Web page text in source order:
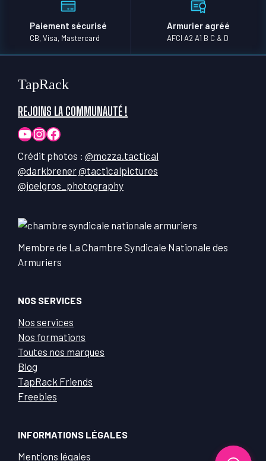
Paiement sécurisé
CB, Visa, Mastercard
Armurier agréé
AFCI A2 A1 B C & D
TapRack
REJOINS LA COMMUNAUTÉ !
YouTube
Instagram
Facebook
Crédit photos : @mozza.tactical
@darkbrener@tacticalpictures
@joelgros_photography
Membre de La Chambre Syndicale Nationale des
Armuriers
NOS SERVICES
Nos services
Nos formations
Toutes nos marques
Blog
TapRack Friends
Freebies
INFORMATIONS LÉGALES
Mentions légales